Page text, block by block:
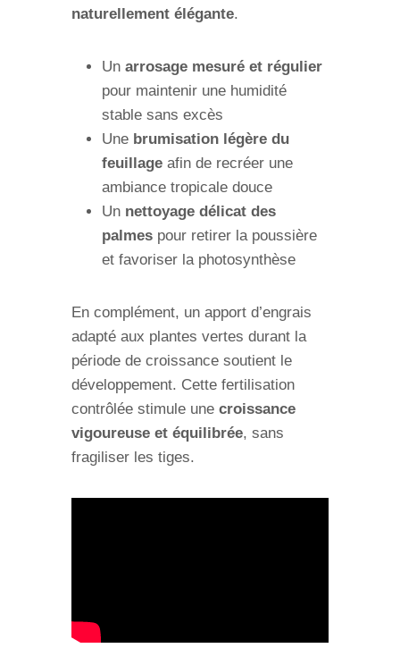
naturellement élégante.
Un arrosage mesuré et régulier
pour maintenir une humidité
stable sans excès
Une brumisation légère du
feuillage afin de recréer une
ambiance tropicale douce
Un nettoyage délicat des
palmes pour retirer la poussière
et favoriser la photosynthèse
En complément, un apport d’engrais
adapté aux plantes vertes durant la
période de croissance soutient le
développement. Cette fertilisation
contrôlée stimule une croissance
vigoureuse et équilibrée, sans
fragiliser les tiges.